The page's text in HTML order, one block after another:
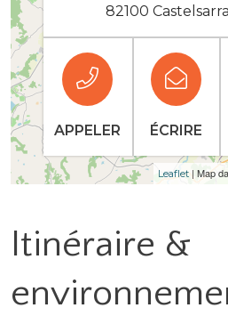
Leaflet | Map
82100
APPELER ÉCRIRE
Itinéraire &